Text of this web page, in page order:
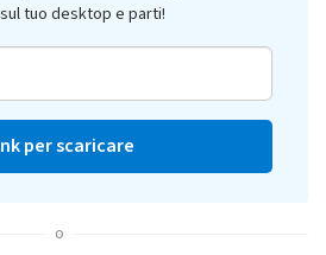
tuo desktop e parti!
per scaricare
o